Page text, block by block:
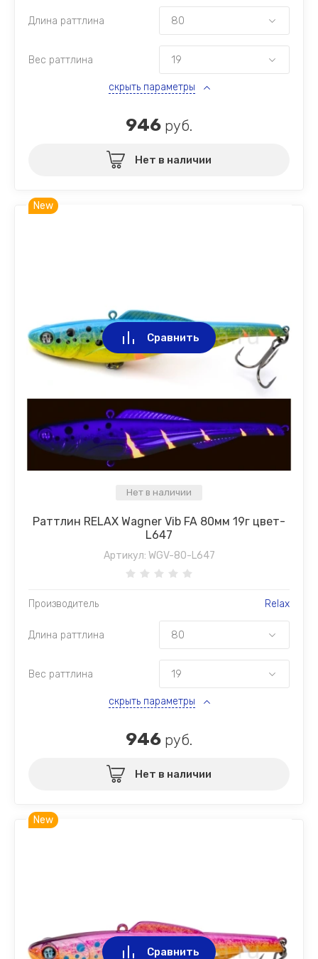
Длина раттлина
Вес раттлина
скрыть параметры
946 руб.
Нет в наличии
New
Нет в наличии
Раттлин RELAX Wagner Vib FA 80мм 19г цвет-
L647
Артикул: WGV-80-L647
Производитель Relax
Длина раттлина
Вес раттлина
скрыть параметры
Сравнить
946 руб.
Нет в наличии
New
Сравнить